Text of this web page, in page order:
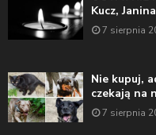
Kucz,
7 sierpnia
Nie kupuj,
czekają na
7 sierpnia